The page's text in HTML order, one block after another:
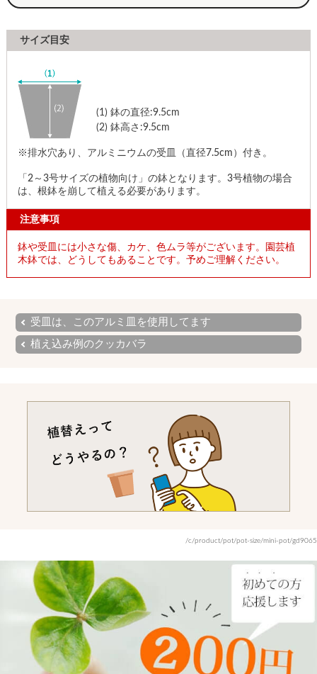
サイズ目安
(1) 鉢の直径:9.5cm
(2) 鉢高さ:9.5cm
※排水穴あり、アルミニウムの受皿（直径7.5cm）付き。
「2～3号サイズの植物向け」の鉢となります。3号植物の場合
は、根鉢を崩して植える必要があります。
注意事項
鉢や受皿には小さな傷、カケ、色ムラ等がございます。園芸植
木鉢では、どうしてもあることです。予めご理解ください。
受皿は、このアルミ皿を使用してます
植え込み例のクッカバラ
/c/product/pot/pot-size/mini-pot/gd9065